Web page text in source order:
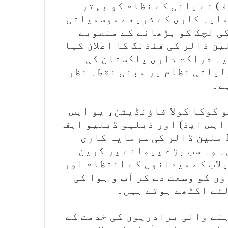
نے پانی کے نظام کو بہتر
کاری کے ذریعے موسمیاتی
لچک کو بڑھانے کے منصوبے
پاکستان’ کی مدد کے لیے 66 ملین ڈالر کی فنڈنگ کا اعلان کیا
ملین ڈالر کی یہ شراکت داری پاکستان کی
نظام پر مبنی نقطہ نظر
کوکا کولا فاؤنڈیشن، یو ایس
ایڈ) اور ڈبلیو ڈبلیو ایف
پاکستان کی جانب سے مجموعی طور پر 12 ملین ڈالر کی سرمایہ کاری
وہ سب بڑے پیمانے پر گرین
کے میدانوں کے انتظام اور
کو وسعت دے کر آب و ہوا کی
اکٹھے ہوتے ہیں۔
والی برادریوں کی خدمت کے